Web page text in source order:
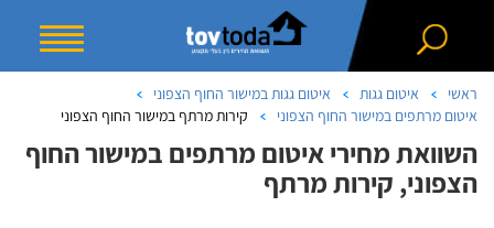
ראשי איטום גגות
איטום גגות במישור החוף הצפוני
איטום מרתפים במישור החוף הצפוני
קירות מרתף במישור החוף הצפוני
השוואת מחירי איטום מרתפים במישור החוף
הצפוני, קירות מרתף